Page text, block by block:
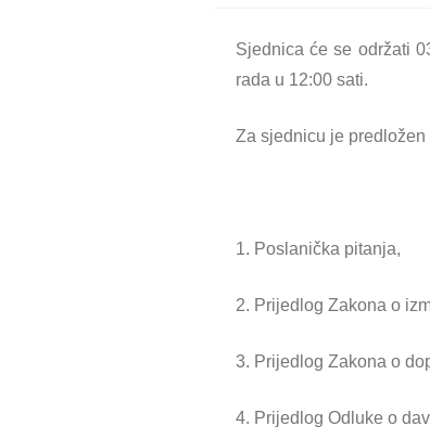
Sjednica će se održati
rada u 12:00 sati.
Za sjednicu je predložen
1. Poslanička pitanja,
2. Prijedlog Zakona o
3. Prijedlog Zakona o
4. Prijedlog Odluke o